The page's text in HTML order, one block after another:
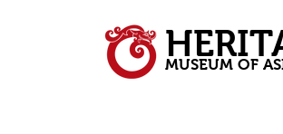
MUSEUM OF